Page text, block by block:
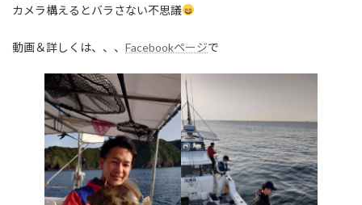
カメラ構えるとバラさない不思議
動画＆詳しくは、、、 Facebookページで